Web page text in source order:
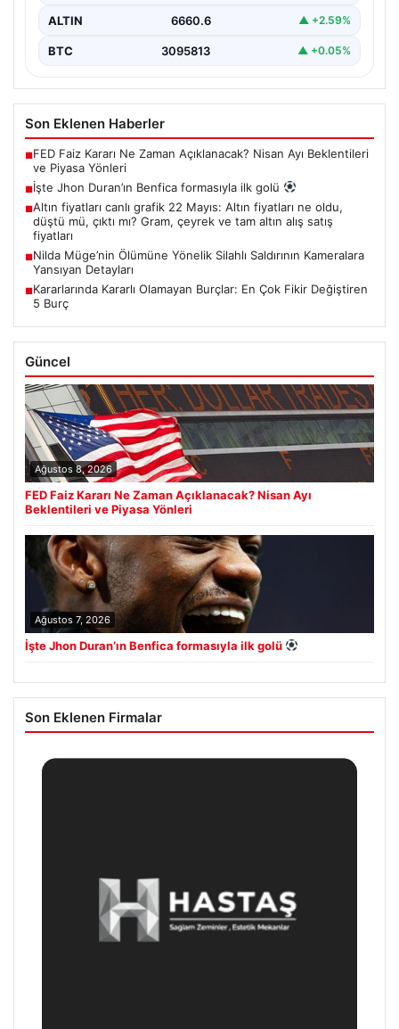
ALTIN 6660.6 ▲ +2.59%
BTC 3095813 ▲ +0.05%
Son Eklenen Haberler
■FED Faiz Kararı Ne Zaman Açıklanacak? Nisan Ayı Beklentileri
ve Piyasa Yönleri
■İşte Jhon Duran’ın Benfica formasıyla ilk golü
■Altın fiyatları canlı grafik 22 Mayıs: Altın fiyatları ne oldu,
düştü mü, çıktı mı? Gram, çeyrek ve tam altın alış satış
fiyatları
■Nilda Müge’nin Ölümüne Yönelik Silahlı Saldırının Kameralara
Yansıyan Detayları
■Kararlarında Kararlı Olamayan Burçlar: En Çok Fikir Değiştiren
5 Burç
Güncel
Ağustos 8, 2026
FED Faiz Kararı Ne Zaman Açıklanacak? Nisan Ayı
Beklentileri ve Piyasa Yönleri
Ağustos 7, 2026
İşte Jhon Duran’ın Benfica formasıyla ilk golü
Son Eklenen Firmalar